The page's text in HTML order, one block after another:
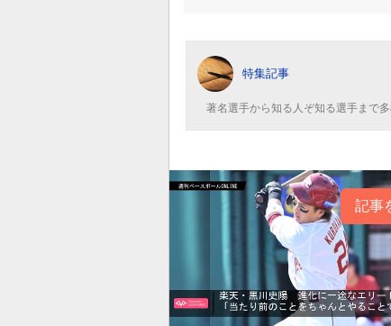
特集記事
著名選手から知る人ぞ知る選手まで
記事